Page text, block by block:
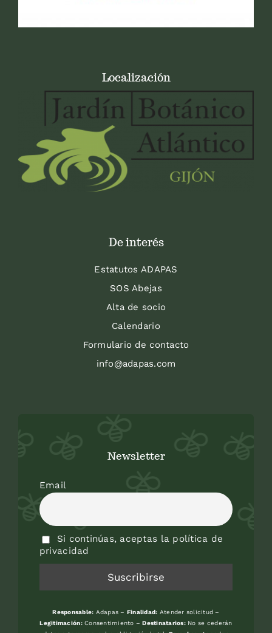
Localización
De interés
Estatutos ADAPAS
SOS Abejas
Alta de socio
Calendario
Formulario de contacto
info@adapas.com
Newsletter
Email
Si continúas, aceptas la política de
privacidad
Responsable: Adapas – Finalidad: Atender solicitud –
Legitimación:Consentimiento –Destinatarios:No se cederán